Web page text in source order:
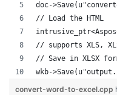
doc-
// Load the HTML
// supports XLS,
// Save in XLSX
wkb-
convert-word-to-excel.cpp